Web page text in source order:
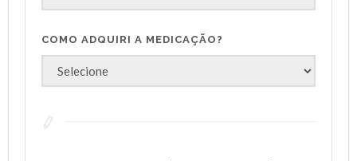
COMO ADQUIRI A MEDICAÇÃO?